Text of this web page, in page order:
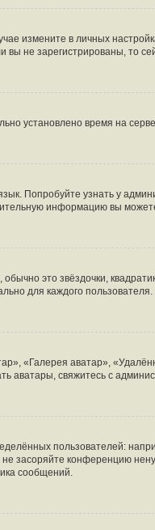
измените в личных
вы не зарегистрированы, то
установлено время на
Попробуйте узнать у
информацию вы
это звёздочки,
для каждого пользователя.
«Галерея аватар»,
аватары, свяжитесь с
пользователей:
засоряйте конференцию
сообщений.